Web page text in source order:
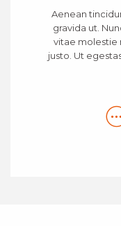
Aenean
gravida ut.
vitae molestie
justo. Ut